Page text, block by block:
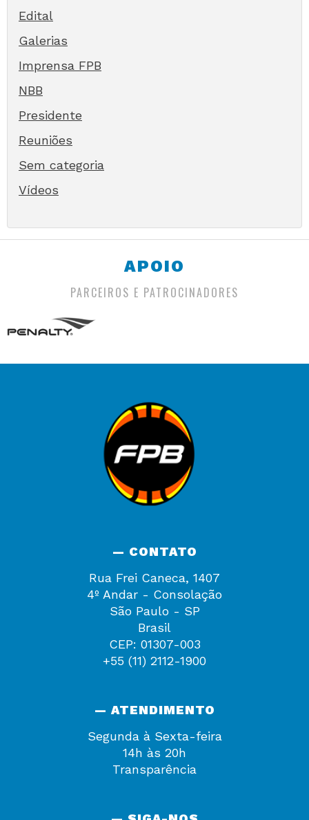
Edital
Galerias
Imprensa FPB
NBB
Presidente
Reuniões
Sem categoria
Vídeos
APOIO
PARCEIROS E PATROCINADORES
— CONTATO
Rua Frei Caneca, 1407
4º Andar - Consolação
São Paulo - SP
Brasil
CEP: 01307-003
+55 (11) 2112-1900
— ATENDIMENTO
Segunda à Sexta-feira
14h às 20h
Transparência